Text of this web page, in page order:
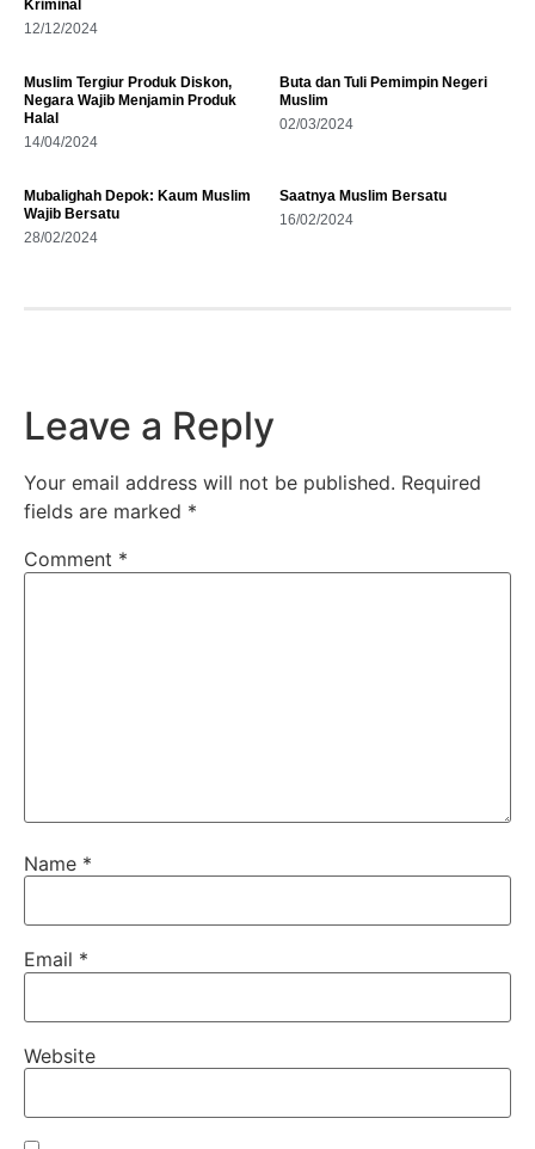
Kriminal
12/12/2024
Muslim Tergiur Produk Diskon,
Negara Wajib Menjamin Produk
Halal
14/04/2024
Buta dan Tuli Pemimpin Negeri
Muslim
02/03/2024
Mubalighah Depok: Kaum Muslim
Wajib Bersatu
28/02/2024
Saatnya Muslim Bersatu
16/02/2024
Leave a Reply
Your email address will not be published. Required
fields are marked *
Comment *
Name *
Email *
Website